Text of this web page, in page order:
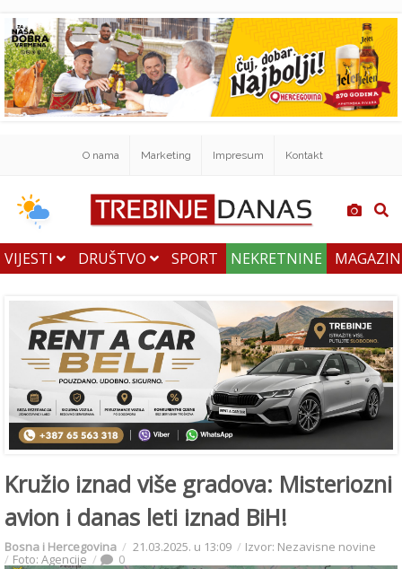
O nama Marketing Impresum Kontakt
VIJESTI DRUŠTVO SPORT NEKRETNINE
Kružio iznad više gradova: Misteriozni
avion i danas leti iznad BiH!
Bosna i Hercegovina 21.03.2025. u 13:09 Izvor: Nezavisne novine
Foto: Agencije 0